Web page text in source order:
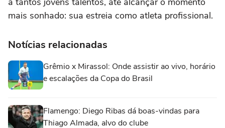
mais sonhado: sua estreia como atleta profissional.
Notícias relacionadas
Grêmio x Mirassol: Onde assistir ao vivo, horário
e escalações da Copa do Brasil
Flamengo: Diego Ribas dá boas-vindas para
Thiago Almada, alvo do clube